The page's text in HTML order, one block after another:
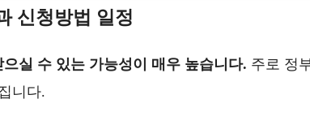
신청방법 일정
으실 수 있는 가능성이 매우 높습니다. 주로 정
니다.